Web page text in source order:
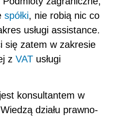
spółki, nie robią nic co
usługi assistance.
się zatem w zakresie
z VAT usługi
jest konsultantem w
działu prawno-